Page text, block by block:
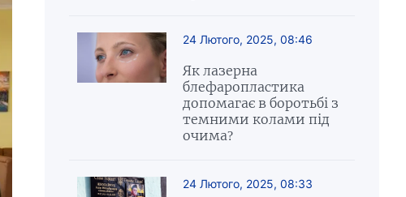
24 Лютого, 2025, 08:46
Як лазерна
блефаропластика
допомагає в боротьбі з
темними колами під
очима?
24 Лютого, 2025, 08:33